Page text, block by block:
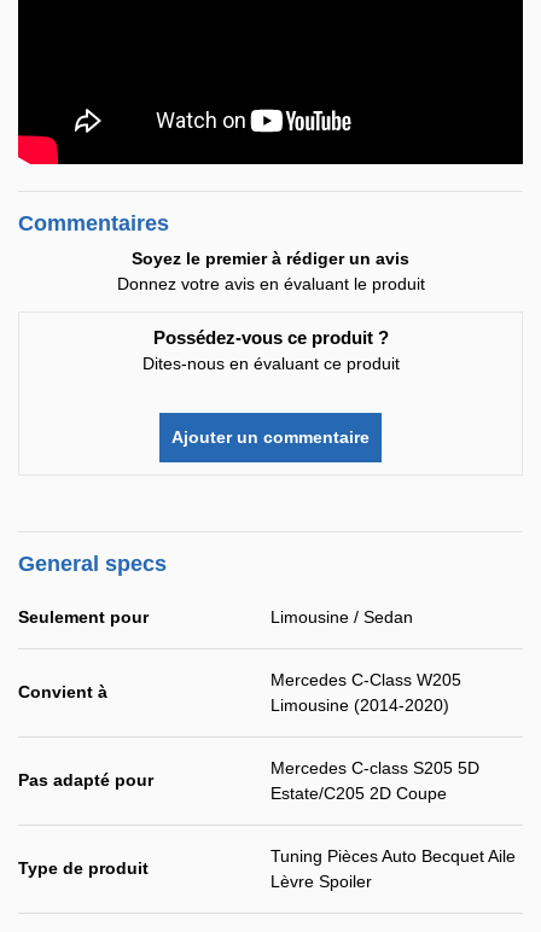
Commentaires
Soyez le premier à rédiger un avis
Donnez votre avis en évaluant le produit
Possédez-vous ce produit ?
Dites-nous en évaluant ce produit
Ajouter un commentaire
General specs
Seulement pour Limousine / Sedan
Convient à
Mercedes C-Class W205
Limousine (2014-2020)
Pas adapté pour
Mercedes C-class S205 5D
Estate/C205 2D Coupe
Type de produit
Tuning Pièces Auto Becquet Aile
Lèvre Spoiler